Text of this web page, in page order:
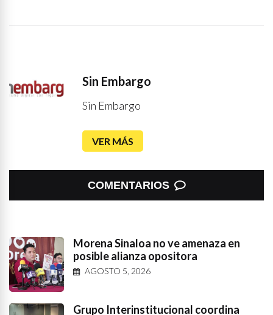
Sin Embargo
Sin Embargo
VER MÁS
COMENTARIOS
Morena Sinaloa no ve amenaza en
posible alianza opositora
AGOSTO 5, 2026
Grupo Interinstitucional coordina